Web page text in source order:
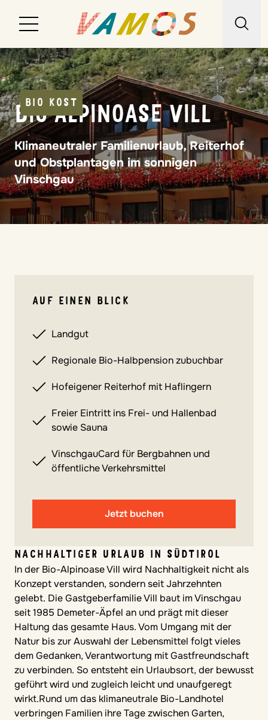
Reiseziele
Reiseart
Über uns
Wunschliste
Kontakt
BIO KOST
BIO-ALPINOASE VILL
Klimaneutraler Familienurlaub, Reiterhof
und Obstplantagen im sonnigen
Vinschgau
AUF EINEN BLICK
Landgut
Regionale Bio-Halbpension zubuchbar
Hofeigener Reiterhof mit Haflingern
Freier Eintritt ins Frei- und Hallenbad
sowie Sauna
VinschgauCard für Bergbahnen und
öffentliche Verkehrsmittel
Jetzt buchen
NACHHALTIGER URLAUB IN SÜDTIROL
In der Bio-Alpinoase Vill wird Nachhaltigkeit nicht als
Konzept verstanden, sondern seit Jahrzehnten
gelebt. Die Gastgeberfamilie Vill baut im Vinschgau
seit 1985 Demeter-Äpfel an und prägt mit dieser
Haltung das gesamte Haus. Vom Umgang mit der
Natur bis zur Auswahl der Lebensmittel folgt vieles
dem Gedanken, Verantwortung mit Gastfreundschaft
zu verbinden. So entsteht ein Urlaubsort, der bewusst
geführt wird und zugleich leicht und unaufgeregt
wirkt.Rund um das klimaneutrale Bio-Landhotel
verbringen Familien ihre Tage zwischen Garten,